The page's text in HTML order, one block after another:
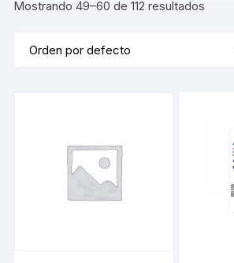
Mostrando 49–60 de 112 resultados